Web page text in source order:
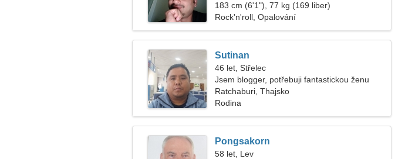
183 cm (6'1"), 77 kg (169 liber)
Rock'n'roll, Opalování
Sutinan
46 let, Střelec
Jsem blogger, potřebuji fantastickou ženu
Ratchaburi, Thajsko
Rodina
Pongsakorn
58 let, Lev